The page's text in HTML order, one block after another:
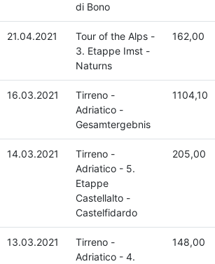
di Bono
21.04.2021
Tour of the Alps -
3. Etappe Imst -
Naturns
162,00
16.03.2021
Tirreno -
Adriatico -
Gesamtergebnis
1104,10
14.03.2021
Tirreno -
Adriatico - 5.
Etappe
Castellalto -
Castelfidardo
205,00
13.03.2021
Tirreno -
Adriatico - 4.
148,00